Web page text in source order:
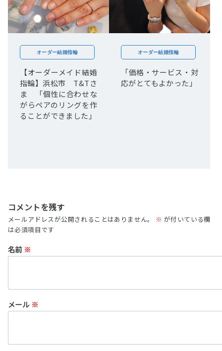
オーダー結婚指輪
【オーダーメイド結婚
指輪】浜松市 T&Tさ
ま 「個性に合わせな
がらペアのリングを作
ることができました」
オーダー結婚指輪
「価格・サービス・対
応がとてもよかった」
コメントを残す
メールアドレスが公開されることはありません。 ※ が付いている欄
は必須項目です
名前 ※
メール ※